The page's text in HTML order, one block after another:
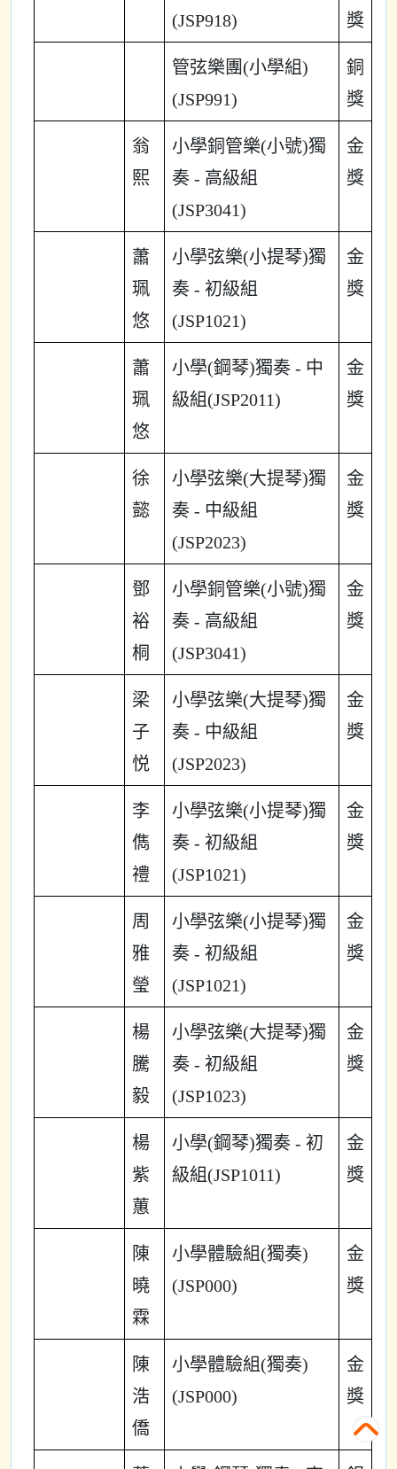
(JSP918)
獎
管弦樂團(小學組)
(JSP991)
銅
獎
翁
熙
小學銅管樂(小號)獨
奏 - 高級組
(JSP3041)
金
獎
蕭
珮
悠
小學弦樂(小提琴)獨
奏 - 初級組
(JSP1021)
金
獎
蕭
珮
悠
小學(鋼琴)獨奏 - 中
級組(JSP2011)
金
獎
徐
懿
小學弦樂(大提琴)獨
奏 - 中級組
(JSP2023)
金
獎
鄧
裕
桐
小學銅管樂(小號)獨
奏 - 高級組
(JSP3041)
金
獎
梁
子
悦
小學弦樂(大提琴)獨
奏 - 中級組
(JSP2023)
金
獎
李
儁
禮
小學弦樂(小提琴)獨
奏 - 初級組
(JSP1021)
金
獎
周
雅
瑩
小學弦樂(小提琴)獨
奏 - 初級組
(JSP1021)
金
獎
楊
騰
毅
小學弦樂(大提琴)獨
奏 - 初級組
(JSP1023)
金
獎
楊
紫
蕙
小學(鋼琴)獨奏 - 初
級組(JSP1011)
金
獎
陳
曉
霖
小學體驗組(獨奏)
(JSP000)
金
獎
陳
浩
僑
小學體驗組(獨奏)
(JSP000)
金
獎